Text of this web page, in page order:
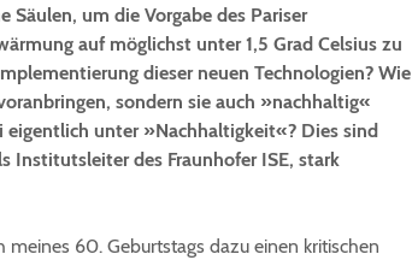
um die Vorgabe des Pariser
auf möglichst unter 1,5 Grad Celsius zu
dieser neuen Technologien? Wie
sondern sie auch »nachhaltig«
eigentlich unter »Nachhaltigkeit«? Dies sind
Institutsleiter des Fraunhofer ISE, stark
60. Geburtstags dazu einen kritischen